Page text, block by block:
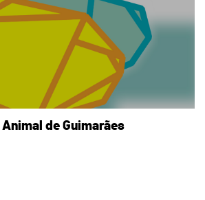
de Guimarães